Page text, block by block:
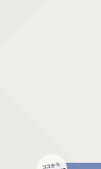
ココから